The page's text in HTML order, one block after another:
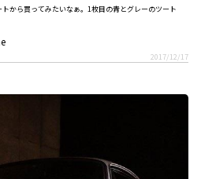
から買ってみたいなぁ。1枚目の青とグレーのツート
2017/12/17